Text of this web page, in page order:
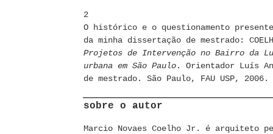
2
O histórico e o questionamento
da minha dissertação de mestrado:
Projetos de Intervenção no Bairro da
urbana em São Paulo. Orientador Luís
de mestrado. São Paulo, FAU USP, 2006.
sobre o autor
Marcio Novaes Coelho Jr. é arquiteto